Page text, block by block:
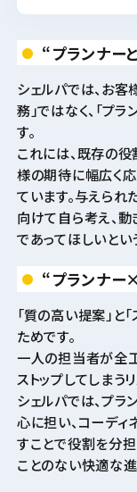
“プランナー
シェルパでは、お客
務」ではなく、「プ
す。
これには、既存の
様の期待に幅広く
ています。与えられ
向けて自ら考え、動
であってほしいとい
“プランナー
「質の高い提案」と
ためです。
一人の担当者が全
ストップしてしまう
シェルパでは、プ
心に担い、コーデ
すことで役割を分担
ことのない快適な